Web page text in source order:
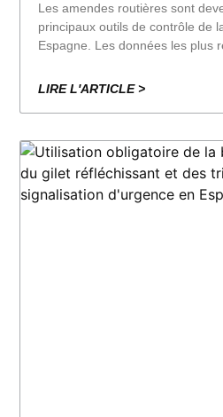
Les amendes routières sont
principaux outils de contrôle de
Espagne. Les données les plus
contrôle automatisé a entraîné
vitesse a fortement augmenté.
LIRE L'ARTICLE >